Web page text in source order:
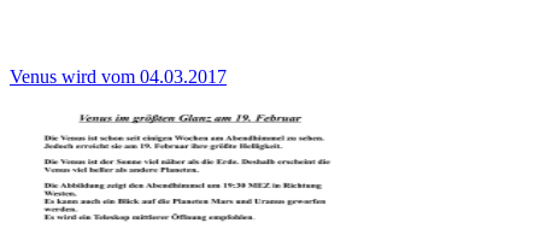
Venus wird vom 04.03.2017